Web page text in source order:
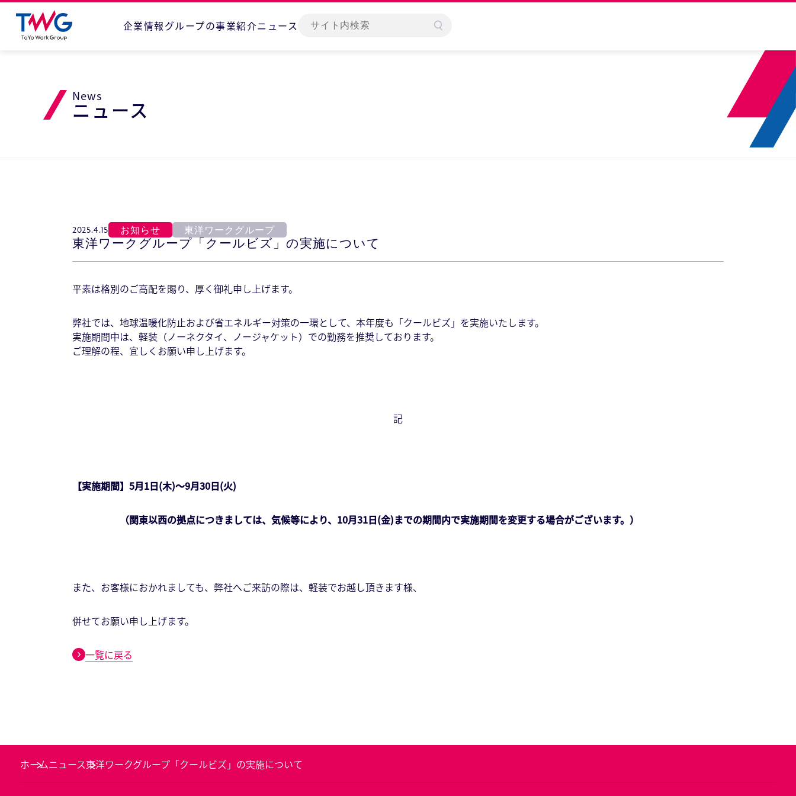
企業情報グループの事業紹介ニュース
News
ニュース
2025.4.15 お知らせ 東洋ワークグループ
東洋ワークグループ「クールビズ」の実施について
平素は格別のご高配を賜り、厚く御礼申し上げます。
弊社では、地球温暖化防止および省エネルギー対策の一環として、本年度も「クールビズ」を実施いたします。
実施期間中は、軽装（ノーネクタイ、ノージャケット）での勤務を推奨しております。
ご理解の程、宜しくお願い申し上げます。
記
【実施期間】5月1日(木)～9月30日(火)
（関東以西の拠点につきましては、気候等により、10月31日(金)までの期間内で実施期間を変更する場合がございます。）
また、お客様におかれましても、弊社へご来訪の際は、軽装でお越し頂きます様、
併せてお願い申し上げます。
一覧に戻る
ホームニュース東洋ワークグループ「クールビズ」の実施について